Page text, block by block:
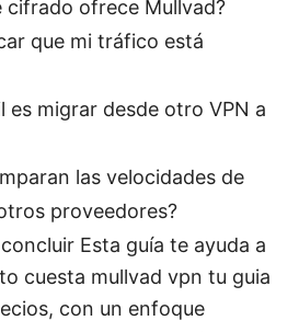
cifrado ofrece Mullvad?
que mi tráfico está
es migrar desde otro VPN a
las velocidades de
proveedores?
Esta guía te ayuda a
cuesta mullvad vpn tu guia
con un enfoque